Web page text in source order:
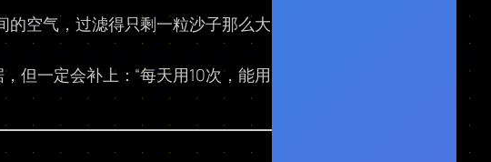
的空气，过滤得只剩一粒沙子那么大
但一定会补上：“每天用10次，能用